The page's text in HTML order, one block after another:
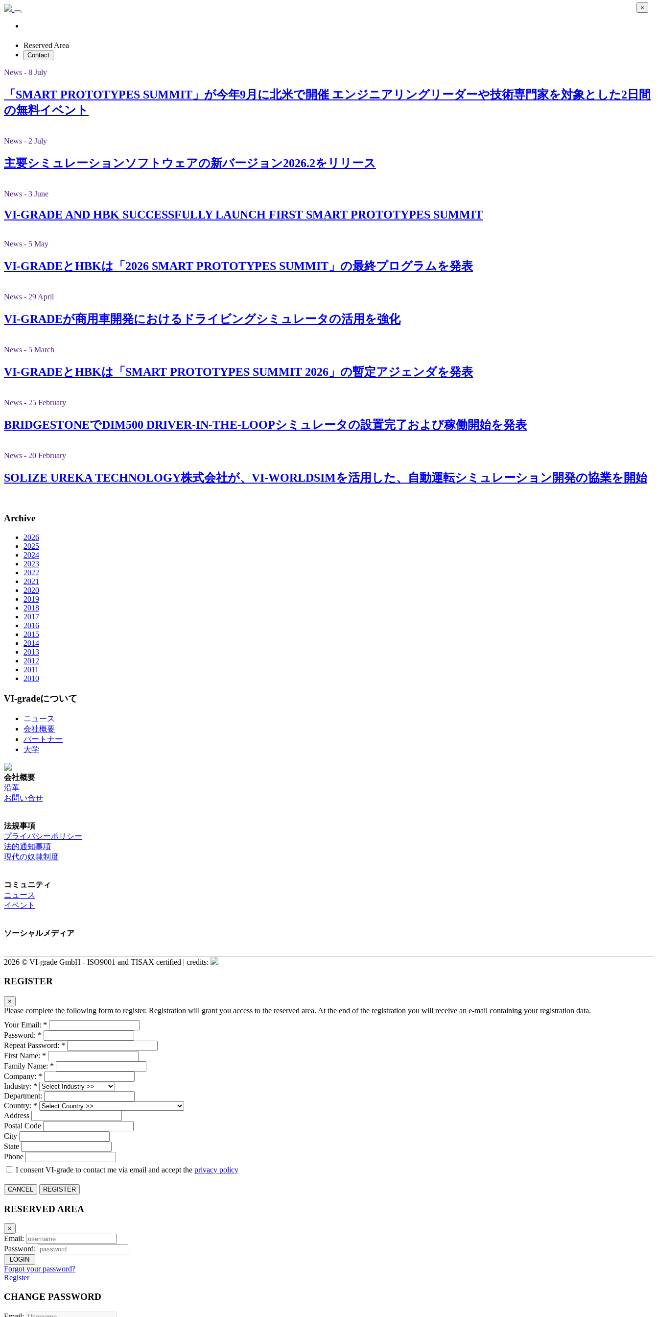
Reserved Area
Contact
News - 8 July
「SMART PROTOTYPES SUMMIT」が今年9月に北米で開催 エンジニアリングリーダーや技術専門家を対象とした2日間
の無料イベント
News - 2 July
主要シミュレーションソフトウェアの新バージョン2026.2をリリース
News - 3 June
VI-GRADE AND HBK SUCCESSFULLY LAUNCH FIRST SMART PROTOTYPES SUMMIT
News - 5 May
VI-GRADEとHBKは「2026 SMART PROTOTYPES SUMMIT」の最終プログラムを発表
News - 29 April
VI-GRADEが商用車開発におけるドライビングシミュレータの活用を強化
News - 5 March
VI-GRADEとHBKは「SMART PROTOTYPES SUMMIT 2026」の暫定アジェンダを発表
News - 25 February
BRIDGESTONEでDIM500 DRIVER-IN-THE-LOOPシミュレータの設置完了および稼働開始を発表
News - 20 February
SOLIZE UREKA TECHNOLOGY株式会社が、VI-WORLDSIMを活用した、自動運転シミュレーション開発の協業を開始
Archive
2026
2025
2024
2023
2022
2021
2020
2019
2018
2017
2016
2015
2014
2013
2012
2011
2010
VI-gradeについて
ニュース
会社概要
パートナー
大学
会社概要
沿革
お問い合せ
法規事項
プライバシーポリシー
法的通知事項
現代の奴隷制度
コミュニティ
ニュース
イベント
ソーシャルメディア
2026 © VI-grade GmbH - ISO9001 and TISAX certified | credits:
REGISTER
×
Please complete the following form to register. Registration will grant you access to the reserved area. At the end of the registration you will receive an e-mail containing your registration data.
Your Email: *
Password: *
Repeat Password: *
First Name: *
Family Name: *
Company: *
Industry: *
Department:
Country: *
Address
Postal Code
City
State
Phone
I consent VI-grade to contact me via email and accept the privacy policy
CANCEL REGISTER
RESERVED AREA
×
Email:
Password:
LOGIN
Forgot your password?
Register
CHANGE PASSWORD
×